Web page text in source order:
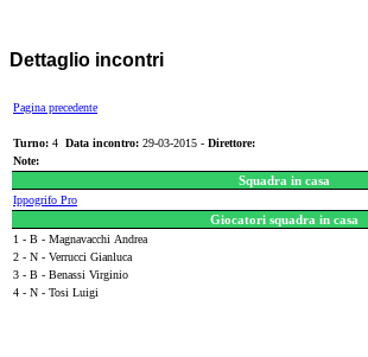
Dettaglio incontri
Pagina precedente
Turno: 4 Data incontro: 29-03-2015 - Direttore:
Note:
Squadra in casa
Ippogrifo Pro
Giocatori squadra in casa
1 - B - Magnavacchi Andrea
2 - N - Verrucci Gianluca
3 - B - Benassi Virginio
4 - N - Tosi Luigi